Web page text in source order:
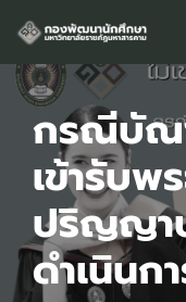
Skip
to
content
กรณีบัณ
เข้ารับพ
ปริญญา
ดำเนินก